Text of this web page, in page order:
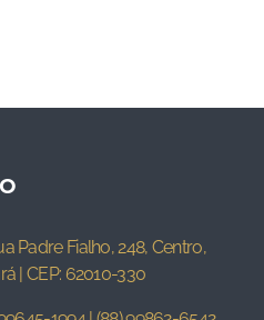
Padre Fialho, 248, Centro,
| CEP: 62010-330